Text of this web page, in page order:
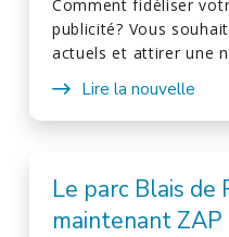
Comment fidéliser
publicité? Vous
actuels et attirer une
Lire la nouvelle
Le parc Blais
maintenant ZAP